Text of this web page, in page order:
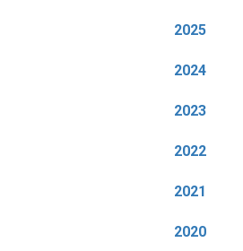
2025
2024
2023
2022
2021
2020